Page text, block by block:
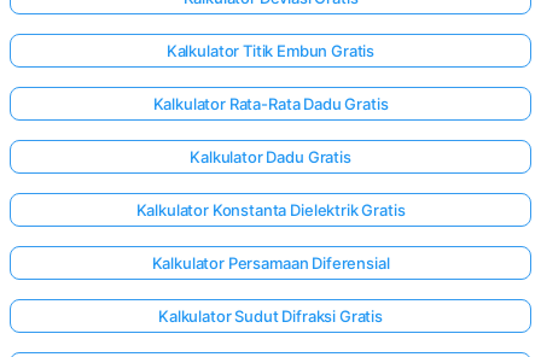
Kalkulator Titik Embun Gratis
Kalkulator Rata-Rata Dadu Gratis
Kalkulator Dadu Gratis
Kalkulator Konstanta Dielektrik Gratis
Kalkulator Persamaan Diferensial
Kalkulator Sudut Difraksi Gratis